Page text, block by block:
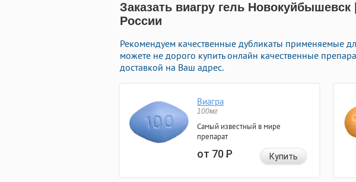
Заказать виагру гель
России
Рекомендуем качественные дубликаты применяемые
можете не дорого купить онлайн качественные
доставкой на Ваш адрес.
Виагра
100мг
Самый известный в мире
препарат
от 70Р Купить